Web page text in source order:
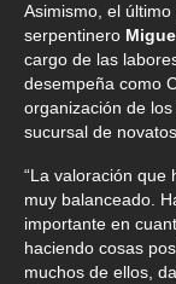
Asimismo, el
serpentinero
cargo de las
desempeña como
organización de
sucursal de
“La valoración que
muy balanceado.
importante en
haciendo cosas
muchos de ellos,